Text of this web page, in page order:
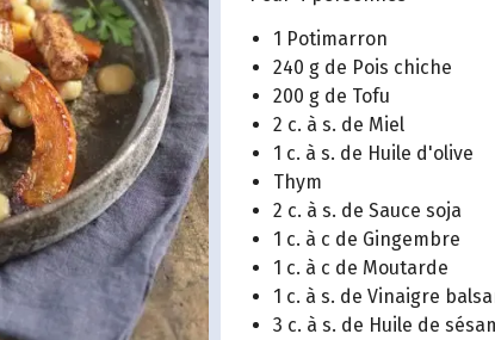
1 Potimarron
240 g de Pois chiche
200 g de Tofu
2 c. à s. de Miel
1 c. à s. de Huile d'olive
Thym
2 c. à s. de Sauce soja
1 c. à c de Gingembre
1 c. à c de Moutarde
1 c. à s. de Vinaigre
3 c. à s. de Huile de